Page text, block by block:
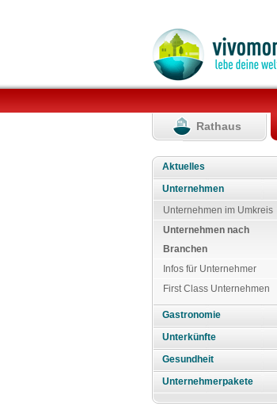
Rathaus
Aktuelles
Unternehmen
Unternehmen im Umkreis
Unternehmen nach
Branchen
Infos für Unternehmer
First Class Unternehmen
Gastronomie
Unterkünfte
Gesundheit
Unternehmerpakete